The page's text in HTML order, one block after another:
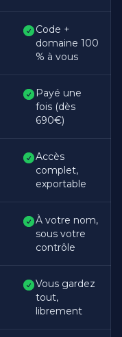
Code +
domaine 100
% à vous
Payé une
fois (dès
690€)
Accès
complet,
exportable
À votre nom,
sous votre
contrôle
Vous gardez
tout,
librement